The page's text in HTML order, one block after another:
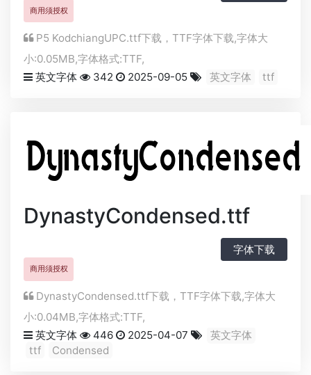
商用须授权
P5 KodchiangUPC.ttf下载， TTF字体下载,字体大
小:0.05MB,字体格式:TTF,
英文字体
342 2025-09-05 英文字体 ttf
DynastyCondensed.ttf
字体下载
商用须授权
DynastyCondensed.ttf下载， TTF字体下载,字体大
小:0.04MB,字体格式:TTF,
英文字体
446 2025-04-07
英文字体
ttf
Condensed